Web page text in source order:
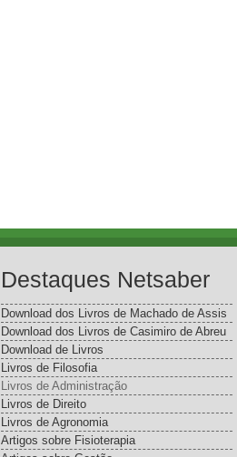
Destaques Netsaber
Download dos Livros de Machado de Assis
Download dos Livros de Casimiro de Abreu
Download de Livros
Livros de Filosofia
Livros de Administração
Livros de Direito
Livros de Agronomia
Artigos sobre Fisioterapia